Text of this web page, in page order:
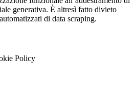
generativa. È altresì fatto divieto
di data scraping.
Policy